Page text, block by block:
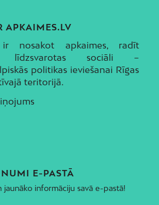
APKAIMES.LV
nosakot apkaimes, radīt
līdzsvarotas sociāli –
politikas ieviešanai Rīgas
teritorijā.
E-PASTĀ
jaunāko informāciju savā e-pastā!